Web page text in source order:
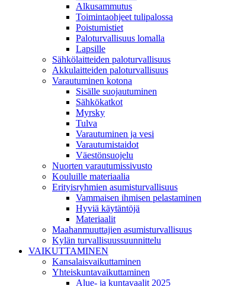
Alkusammutus
Toimintaohjeet tulipalossa
Poistumistiet
Paloturvallisuus lomalla
Lapsille
Sähkölaitteiden paloturvallisuus
Akkulaitteiden paloturvallisuus
Varautuminen kotona
Sisälle suojautuminen
Sähkökatkot
Myrsky
Tulva
Varautuminen ja vesi
Varautumistaidot
Väestönsuojelu
Nuorten varautumissivusto
Kouluille materiaalia
Erityisryhmien asumisturvallisuus
Vammaisen ihmisen pelastaminen
Hyviä käytäntöjä
Materiaalit
Maahanmuuttajien asumisturvallisuus
Kylän turvallisuussuunnittelu
VAIKUTTAMINEN
Kansalaisvaikuttaminen
Yhteiskuntavaikuttaminen
Alue- ja kuntavaalit 2025